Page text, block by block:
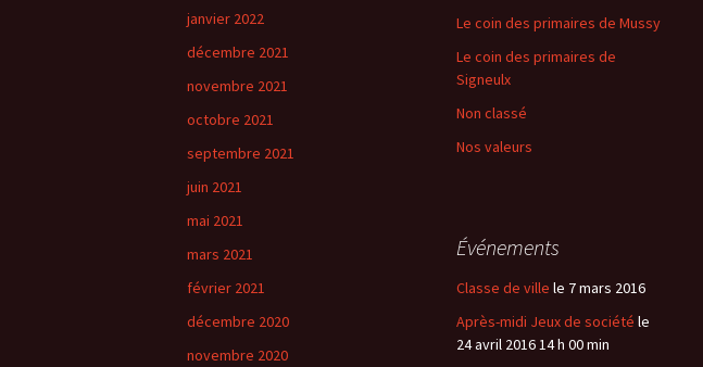
janvier 2022
décembre 2021
novembre 2021
octobre 2021
septembre 2021
juin 2021
mai 2021
mars 2021
février 2021
décembre 2020
novembre 2020
Le coin des primaires de Mussy
Le coin des primaires de
Signeulx
Non classé
Nos valeurs
Événements
Classe de ville le 7 mars 2016
Après-midi Jeux de société le
24 avril 2016 14 h 00 min